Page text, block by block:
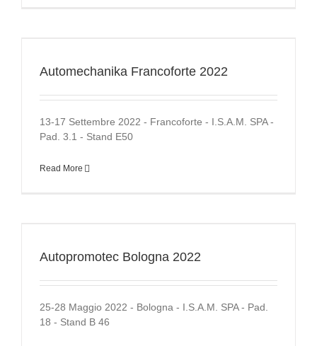
Automechanika Francoforte 2022
13-17 Settembre 2022 - Francoforte - I.S.A.M. SPA -
Pad. 3.1 - Stand E50
Read More
Autopromotec Bologna 2022
25-28 Maggio 2022 - Bologna - I.S.A.M. SPA - Pad.
18 - Stand B 46